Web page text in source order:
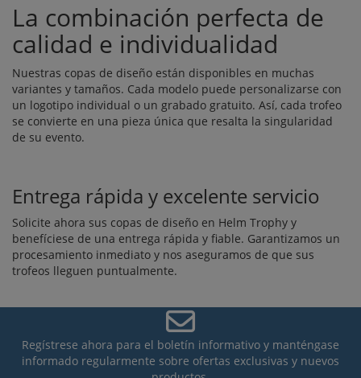
La combinación perfecta de
calidad e individualidad
Nuestras copas de diseño están disponibles en muchas
variantes y tamaños. Cada modelo puede personalizarse con
un logotipo individual o un grabado gratuito. Así, cada trofeo
se convierte en una pieza única que resalta la singularidad
de su evento.
Entrega rápida y excelente servicio
Solicite ahora sus copas de diseño en Helm Trophy y
benefíciese de una entrega rápida y fiable. Garantizamos un
procesamiento inmediato y nos aseguramos de que sus
trofeos lleguen puntualmente.
Regístrese ahora para el boletín informativo y manténgase
informado regularmente sobre ofertas exclusivas y nuevos